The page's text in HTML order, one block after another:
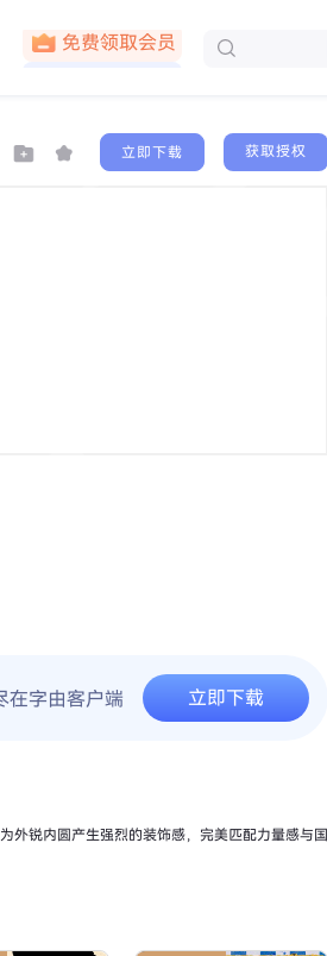
下载客户端
立即下载 获取授权
在字由客户端 立即下载
外锐内圆产生强烈的装饰感，完美匹配力量感与国